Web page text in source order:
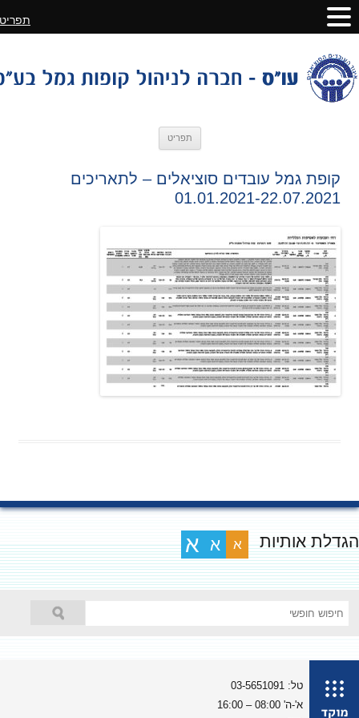
תפריט
קופת גמל עובדים סוציאלים – לתאריכים
01.01.2021-22.07.2021
אותיות א א א
טל: 03-5651091
א'-ה' 08:00 – 16:00
תפריט